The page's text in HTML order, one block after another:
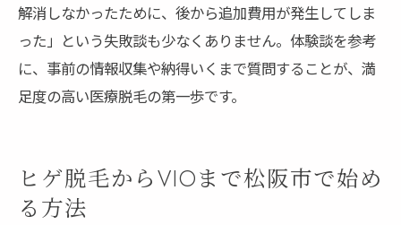
解消しなかったために、後から追加費用が発生してしま
った」という失敗談も少なくありません。体験談を参考
に、事前の情報収集や納得いくまで質問することが、満
足度の高い医療脱毛の第一歩です。
ヒゲ脱毛からVIOまで松阪市で始め
る方法